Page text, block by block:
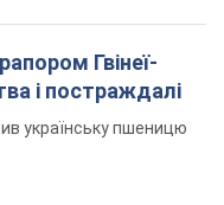
Гвінеї-
і постраждалі
українську пшеницю